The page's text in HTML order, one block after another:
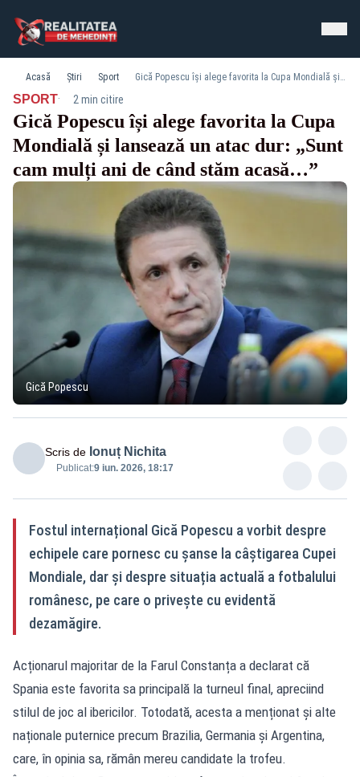
Acasă Știri Sport Gică Popescu își alege favorita la Cupa Mondială și lansează un atac dur: „Sunt cam mulți ani de când stăm acasă…”
SPORT· 2 min citire
Gică Popescu își alege favorita la Cupa
Mondială și lansează un atac dur: „Sunt
cam mulți ani de când stăm acasă…”
Gică Popescu
Scris de Ionuț Nichita
Publicat:9 iun. 2026, 18:17
Fostul internațional Gică Popescu a vorbit despre
echipele care pornesc cu șanse la câștigarea Cupei
Mondiale, dar și despre situația actuală a fotbalului
românesc, pe care o privește cu evidentă
dezamăgire.
Acționarul majoritar de la Farul Constanța a declarat că
Spania este favorita sa principală la turneul final, apreciind
stilul de joc al ibericilor. Totodată, acesta a menționat și alte
naționale puternice precum Brazilia, Germania și Argentina,
care, în opinia sa, rămân mereu candidate la trofeu.